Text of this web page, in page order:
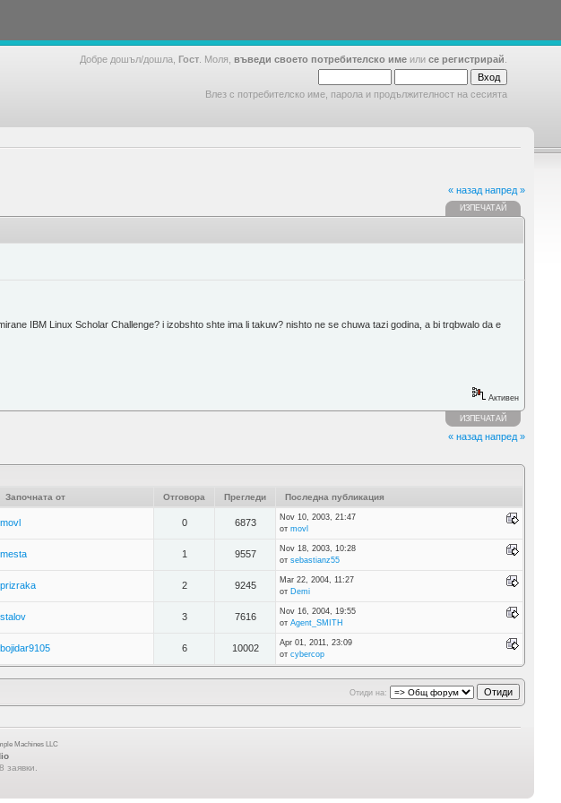
Добре дошъл/дошла, Гост . Моля, въведи своето потребителско име или се регистрирай
Влез с потребителско име, парола и продължителност на сесията
« назад напред »
ИЗПЕЧАТАЙ
IBM Linux Scholar Challenge? i izobshto shte ima li takuw? nishto ne se chuwa tazi godina, a bi trqbwalo da e
Активен
ИЗПЕЧАТАЙ
« назад напред »
Започната от Отговора Прегледи Последна публикация
movl 0 6873
Nov 10, 2003, 21:47
от movl
mesta 1 9557
Nov 18, 2003, 10:28
от sebastianz55
prizraka 2 9245
Mar 22, 2004, 11:27
от Demi
stalov 3 7616
Nov 16, 2004, 19:55
от Agent_SMITH
bojidar9105 6 10002
Apr 01, 2011, 23:09
от cybercop
Отиди на:
Machines LLC